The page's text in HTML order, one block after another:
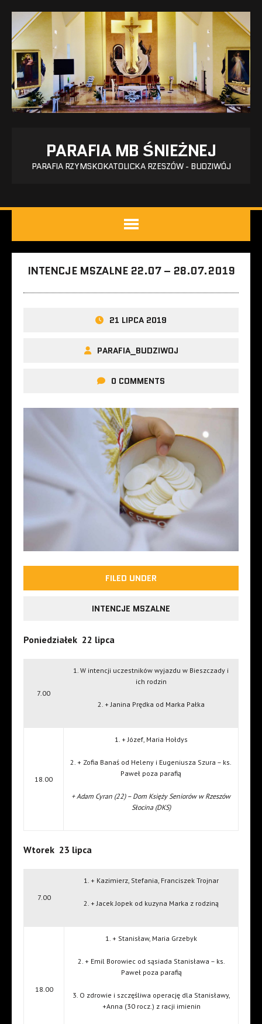
PARAFIA MB ŚNIEŻNEJ
PARAFIA RZYMSKOKATOLICKA RZESZÓW - BUDZIWÓJ
INTENCJE MSZALNE 22.07 – 28.07.2019
21 LIPCA 2019
PARAFIA_BUDZIWOJ
0 COMMENTS
FILED UNDER
INTENCJE MSZALNE
Poniedziałek 22 lipca
7.00
1. W intencji uczestników wyjazdu w Bieszczady i
ich rodzin
2. + Janina Prędka od Marka Pałka
18.00
1. + Józef, Maria Hołdys
2. + Zofia Banaś od Heleny i Eugeniusza Szura – ks.
Paweł poza parafią
+ Adam Cyran (22) – Dom Księży Seniorów w Rzeszów
Słocina (DKS)
Wtorek 23 lipca
7.00
1. + Kazimierz, Stefania, Franciszek Trojnar
2. + Jacek Jopek od kuzyna Marka z rodziną
18.00
1. + Stanisław, Maria Grzebyk
2. + Emil Borowiec od sąsiada Stanisława – ks.
Paweł poza parafią
3. O zdrowie i szczęśliwa operację dla Stanisławy,
+Anna (30 rocz.) z racji imienin